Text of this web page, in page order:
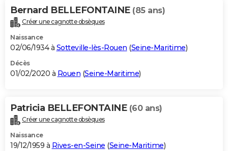
Bernard BELLEFONTAINE (85 ans)
Créer une cagnotte obsèques
Naissance
02/06/1934 à Sotteville-lès-Rouen (Seine-Maritime)
Décès
01/02/2020 à Rouen (Seine-Maritime)
Patricia BELLEFONTAINE (60 ans)
Créer une cagnotte obsèques
Naissance
19/12/1959 à Rives-en-Seine (Seine-Maritime)